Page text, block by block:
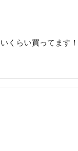
くらい買ってます